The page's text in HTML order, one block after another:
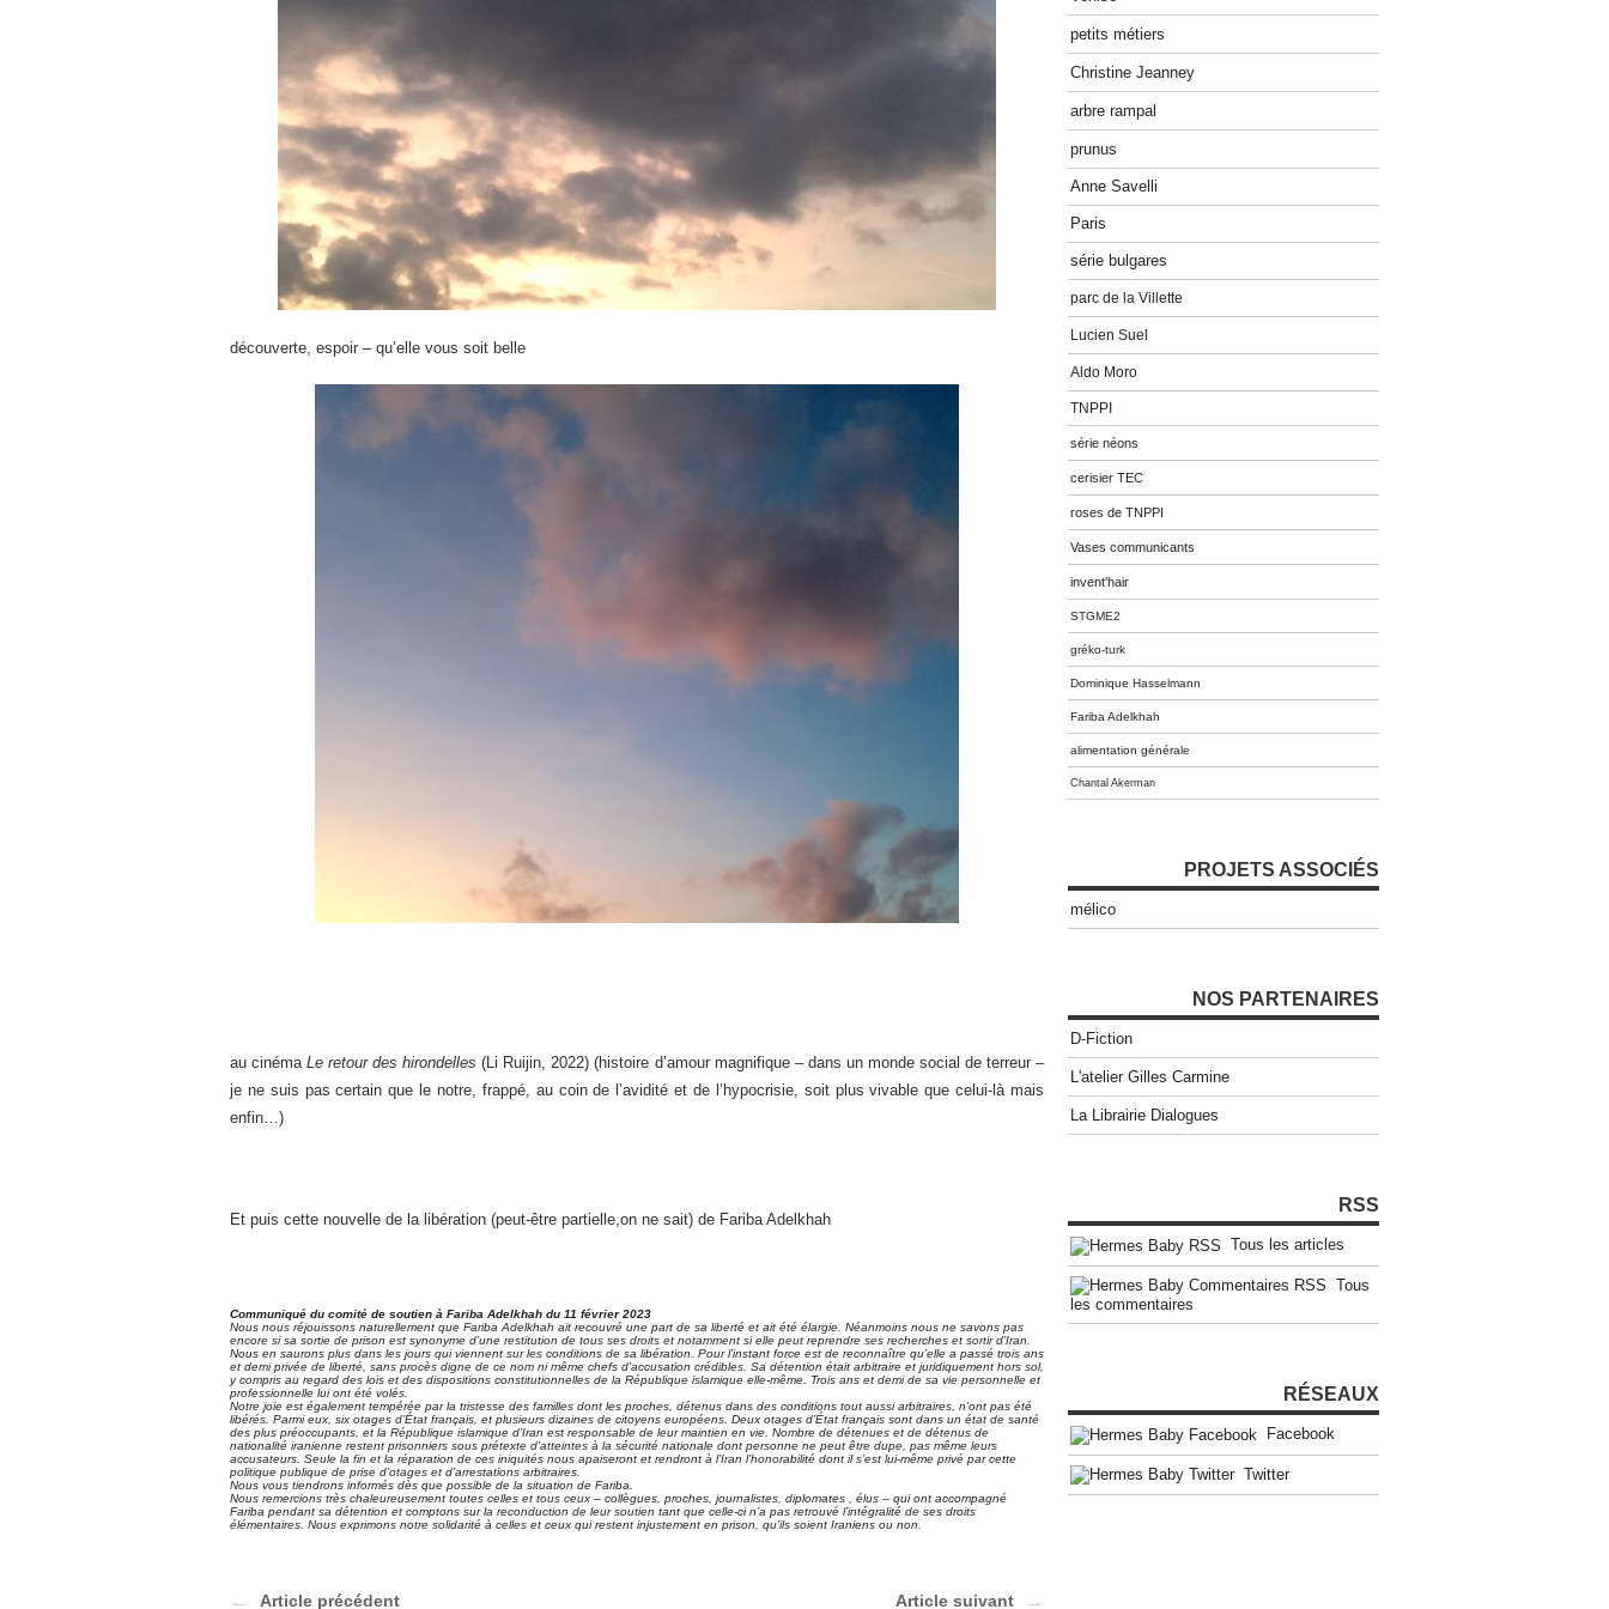
découverte, espoir – qu’elle vous soit belle
au cinémaLe retour des hirondelles(Li Ruijin, 2022) (histoire d’amour magnifique – dans un monde social de terreur –
je ne suis pas certain que le notre, frappé, au coin de l’avidité et de l’hypocrisie, soit plus vivable que celui-là mais
enfin…)
Et puis cette nouvelle de la libération (peut-être partielle,on ne sait) de Fariba Adelkhah
Communiqué du comité de soutien à Fariba Adelkhah du 11 février 2023
Nous nous réjouissons naturellement que Fariba Adelkhah ait recouvré une part de sa liberté et ait été élargie. Néanmoins nous ne savons pas
encore si sa sortie de prison est synonyme d’une restitution de tous ses droits et notamment si elle peut reprendre ses recherches et sortir d’Iran.
Nous en saurons plus dans les jours qui viennent sur les conditions de sa libération. Pour l’instant force est de reconnaître qu’elle a passé trois ans
et demi privée de liberté, sans procès digne de ce nom ni même chefs d’accusation crédibles. Sa détention était arbitraire et juridiquement hors sol,
y compris au regard des lois et des dispositions constitutionnelles de la République islamique elle-même. Trois ans et demi de sa vie personnelle et
professionnelle lui ont été volés.
Notre joie est également tempérée par la tristesse des familles dont les proches, détenus dans des conditions tout aussi arbitraires, n’ont pas été
libérés. Parmi eux, six otages d’État français, et plusieurs dizaines de citoyens européens. Deux otages d’État français sont dans un état de santé
des plus préoccupants, et la République islamique d’Iran est responsable de leur maintien en vie. Nombre de détenues et de détenus de
nationalité iranienne restent prisonniers sous prétexte d’atteintes à la sécurité nationale dont personne ne peut être dupe, pas même leurs
accusateurs. Seule la fin et la réparation de ces iniquités nous apaiseront et rendront à l’Iran l’honorabilité dont il s’est lui-même privé par cette
politique publique de prise d’otages et d’arrestations arbitraires.
Nous vous tiendrons informés dès que possible de la situation de Fariba.
Nous remercions très chaleureusement toutes celles et tous ceux – collègues, proches, journalistes, diplomates , élus – qui ont accompagné
Fariba pendant sa détention et comptons sur la reconduction de leur soutien tant que celle-ci n’a pas retrouvé l’intégralité de ses droits
élémentaires. Nous exprimons notre solidarité à celles et ceux qui restent injustement en prison, qu’ils soient Iraniens ou non.
Article précédent Article suivant
petits métiers
Christine Jeanney
arbre rampal
prunus
Anne Savelli
Paris
série bulgares
parc de la Villette
Lucien Suel
Aldo Moro
TNPPI
série néons
cerisier TEC
roses de TNPPI
Vases communicants
invent'hair
STGME2
gréko-turk
Dominique Hasselmann
Fariba Adelkhah
alimentation générale
Chantal Akerman
PROJETS ASSOCIÉS
mélico
NOS PARTENAIRES
D-Fiction
L'atelier Gilles Carmine
La Librairie Dialogues
RSS
Tous les articles
Tous
les commentaires
RÉSEAUX
Facebook
Twitter